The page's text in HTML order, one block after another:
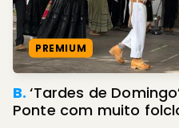
PREMIUM
B.‘Tardes de
Ponte com muito